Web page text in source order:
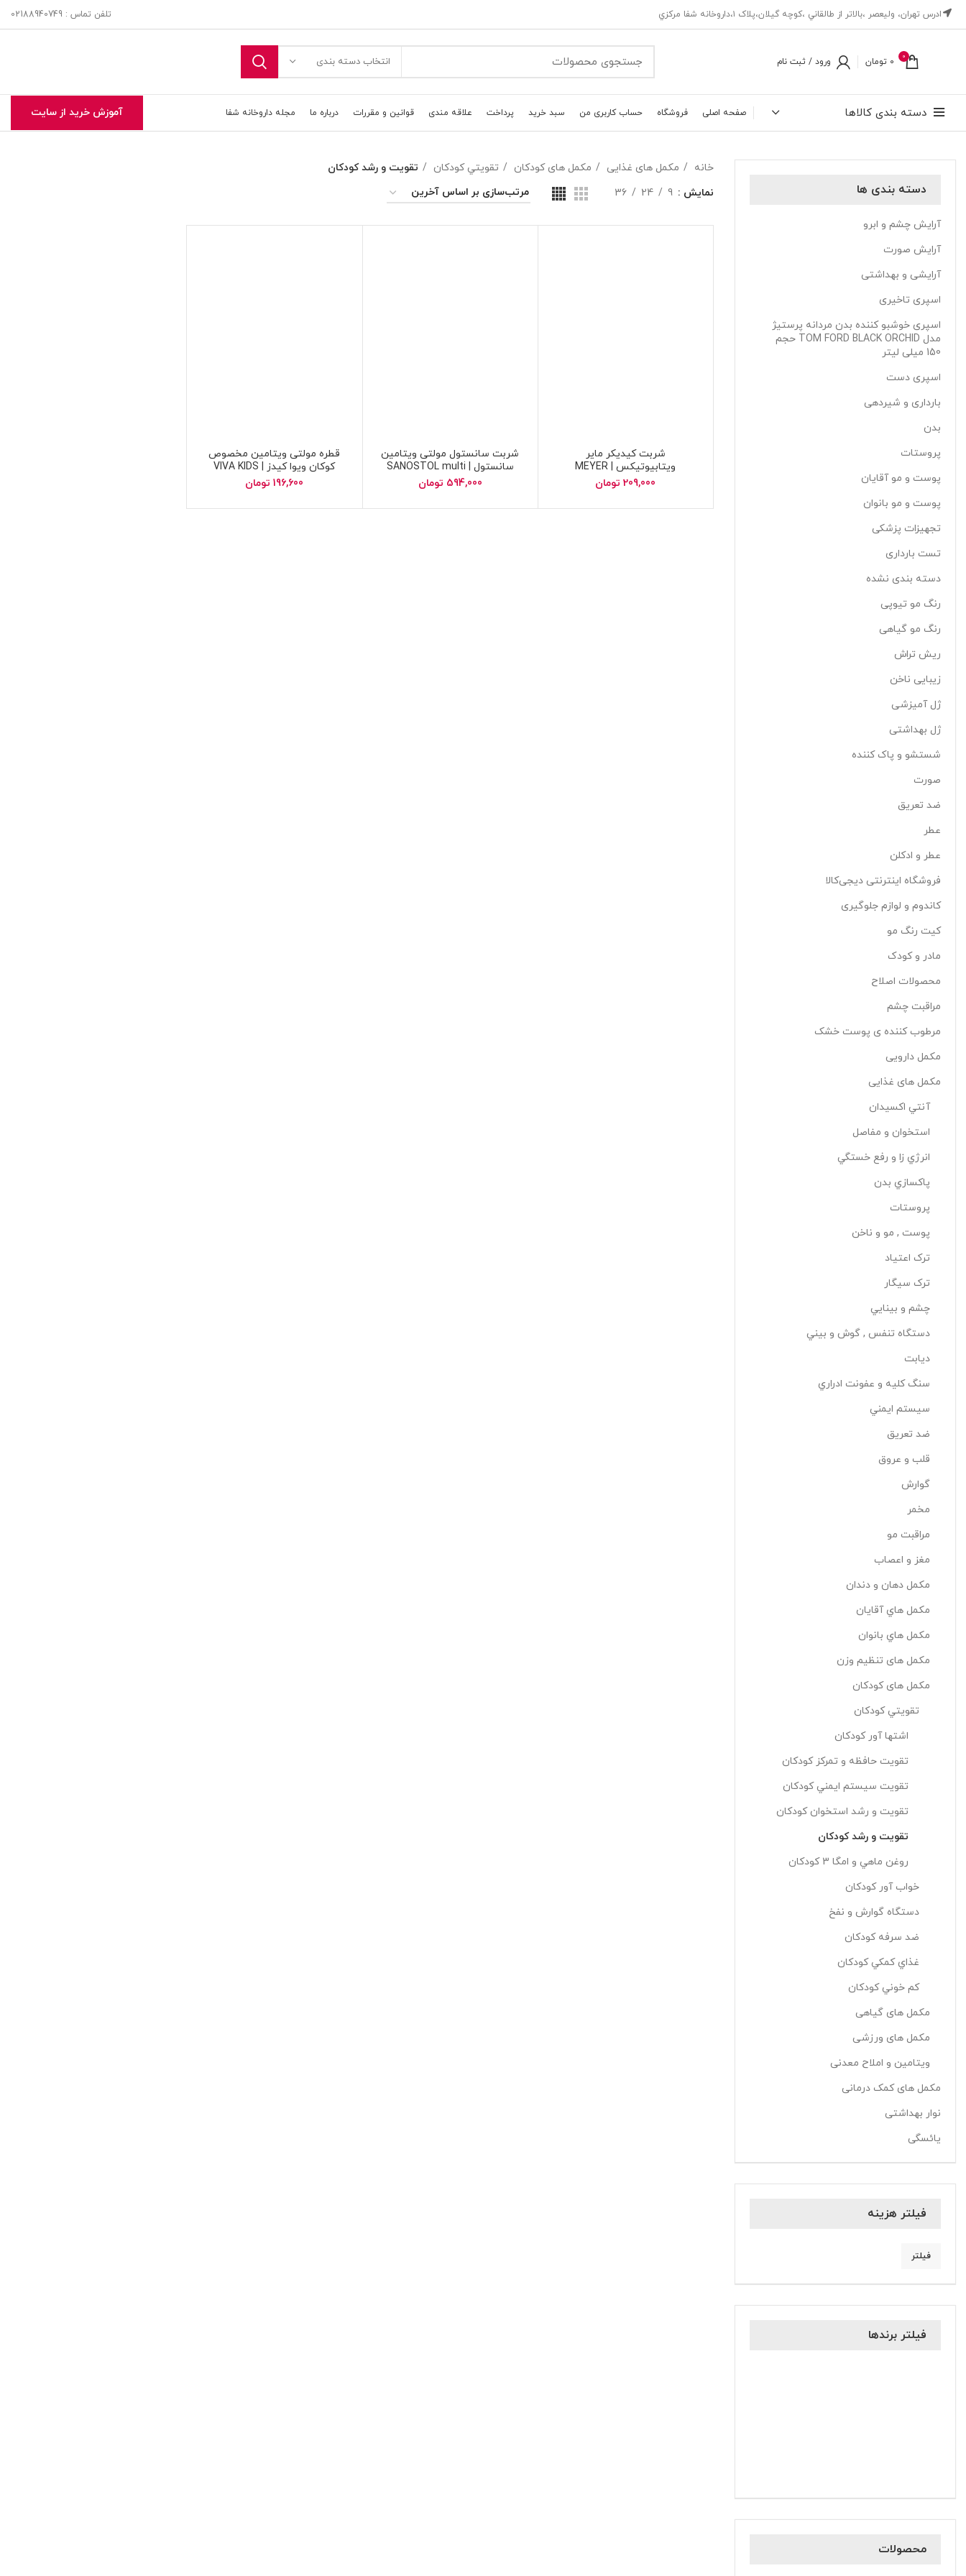
ادرس تهران، ‎وليعصر ،بالاتر از طالقاني ،كوچه گيلان،پلاک ۱،داروخانه شفا مركزي تلفن تماس : 02188940749
0
0 تومان ورود / ثبت نام انتخاب دسته بندی
دسته بندی کالاها صفحه اصلی فروشگاه حساب کاربری من سبد خرید پرداخت علاقه مندی قوانین و مقررات درباره ما مجله داروخانه شفا آموزش خرید از سایت
دسته بندی ها
آرایش چشم و ابرو
آرایش صورت
آرایشی و بهداشتی
اسپری تاخیری
اسپری خوشبو کننده بدن مردانه پرستیژ
مدل TOM FORD BLACK ORCHID حجم
150 میلی لیتر
اسپری دست
بارداری و شیردهی
بدن
پروستات
پوست و مو آقایان
پوست و مو بانوان
تجهیزات پزشکی
تست بارداری
دسته بندی نشده
رنگ مو تیوپی
رنگ مو گیاهی
ریش تراش
زیبایی ناخن
ژل آمیزشی
ژل بهداشتی
شستشو و پاک کننده
صورت
ضد تعریق
عطر
عطر و ادکلن
فروشگاه اینترنتی دیجی‌کالا
کاندوم و لوازم جلوگیری
کیت رنگ مو
مادر و کودک
محصولات اصلاح
مراقبت چشم
مرطوب کننده ی پوست خشک
مکمل دارویی
مکمل های غذایی
آنتي اکسيدان
استخوان و مفاصل
انرژي زا و رفع خستگي
پاکسازي بدن
پروستات
پوست , مو و ناخن
ترک اعتياد
ترک سيگار
چشم و بينايي
دستگاه تنفس , گوش و بيني
دیابت
سنگ کليه و عفونت ادراري
سيستم ايمني
ضد تعريق
قلب و عروق
گوارش
مخمر
مراقبت مو
مغز و اعصاب
مکمل دهان و دندان
مکمل هاي آقايان
مکمل هاي بانوان
مکمل های تنظیم وزن
مکمل های کودکان
تقويتي کودکان
اشتها آور کودکان
تقويت حافظه و تمرکز کودکان
تقويت سيستم ايمني کودکان
تقويت و رشد استخوان کودکان
تقويت و رشد کودکان
روغن ماهي و امگا 3 کودکان
خواب آور کودکان
دستگاه گوارش و نفخ
ضد سرفه کودکان
غذاي کمکي کودکان
کم خوني کودکان
مکمل های گیاهی
مکمل های ورزشی
ویتامین و املاح معدنی
مکمل های کمک درمانی
نوار بهداشتی
یائسگی
فیلتر هزینه
فیلتر
فیلتر برندها
محصولات
خانه مکمل های غذایی مکمل های کودکان تقويتي کودکان
تقويت و رشد کودکان
نمایش
9
24
36
شربت کیدیکر مایر
ویتابیوتیکس | MEYER
VITABIOTICS cidicare
209,000 تومان
شربت سانستول مولتی ویتامین
سانستول | SANOSTOL multi
vitamin sanostol
594,000 تومان
قطره مولتی ویتامین مخصوص
کوکان ویوا کیدز | VIVA KIDS
multi vitamin drops for
babies
196,600 تومان